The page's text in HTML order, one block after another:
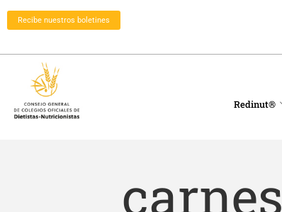
Recibe nuestros boletines
Redinut®
carnes